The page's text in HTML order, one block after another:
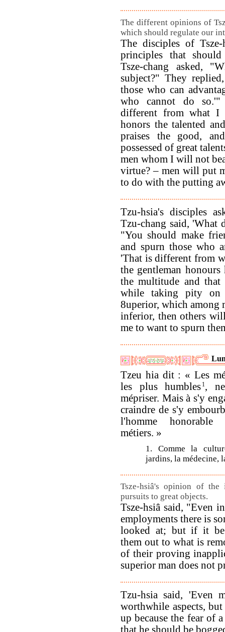
The different opinions of
which should regulate our
The disciples of Tsze-
principles that should
Tsze-chang asked,
subject?" They
those who can
who cannot do so.'"
different from what I
honors the talented
praises the good,
possessed of great
men whom I will not
virtue? – men will put
to do with the putting
Tzu-hsia's disciples
Tzu-chang said, 'What
"You should make
and spurn those who
'That is different from
the gentleman
the multitude and
while taking pity on
8uperior, which among
inferior, then others
me to want to spurn
Tzeu hia dit : « Les
les plus humbles 1 ,
mépriser. Mais à s'y
craindre de s'y
l'homme honorable
métiers. »
1. Comme la
jardins, la médecine,
Tsze-hsiâ's opinion of
pursuits to great objects.
Tsze-hsiâ said, "Even
employments there is
looked at; but if it be
them out to what is
of their proving
superior man does not
Tzu-hsia said, 'Even
worthwhile aspects,
up because the fear of
that he should be